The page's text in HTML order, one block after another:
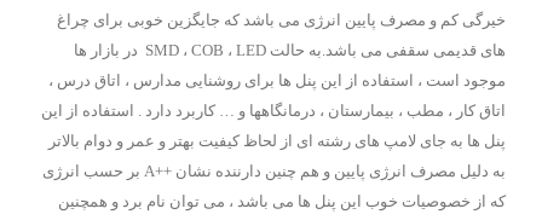
خیرگی کم و مصرف پایین انرژی می باشد که جایگزین خوبی برای چراغ
های قدیمی سقفی می باشد.به حالت SMD ، COB ، LED در بازار ها
موجود است ، استفاده از این پنل ها برای روشنایی مدارس ، اتاق درس ،
اتاق کار ، مطب ، بیمارستان ، درمانگاهها و … کاربرد دارد . استفاده از این
پنل ها به جای لامپ های رشته ای از لحاظ کیفیت بهتر و عمر و دوام بالاتر
به دلیل مصرف انرژی پایین و هم چنین دارننده نشان ++A بر حسب انرژی
که از خصوصیات خوب این پنل ها می باشد ، می توان نام برد و همچنین